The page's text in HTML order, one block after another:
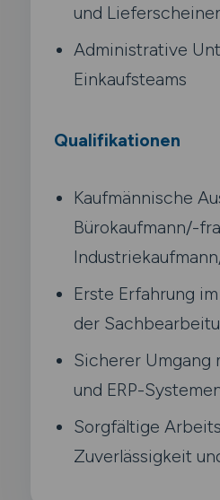
und
Administrative
Einkaufsteams
Qualifikationen
Kaufmännische
Bürokaufmann/-
Erste Erfahrung
der
Sicherer Umgang
und ERP-
Sorgfältige
Zuverlässigkeit